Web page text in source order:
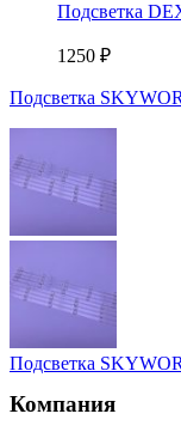
Подсветка
1250 ₽
Подсветка
Подсветка
Компания